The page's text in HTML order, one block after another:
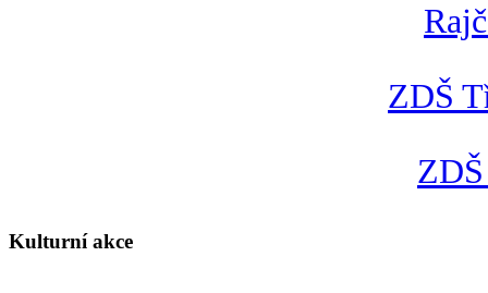
ZDŠ
Kulturní akce